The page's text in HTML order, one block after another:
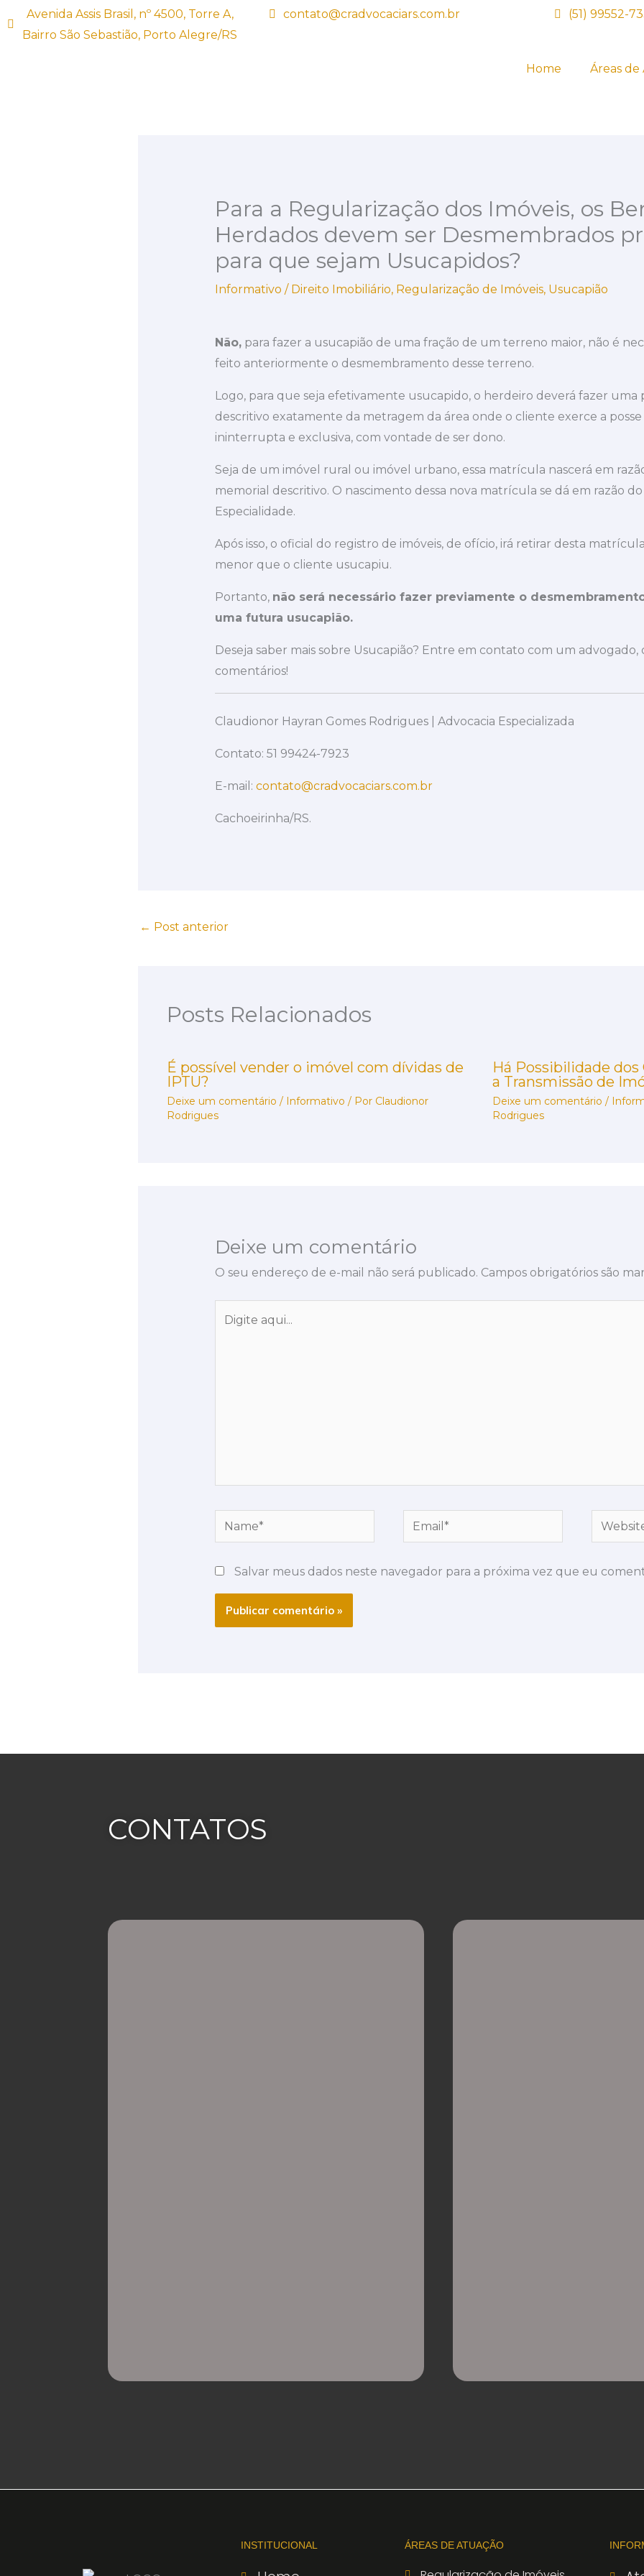
para
Avenida Assis Brasil, nº 4500, Torre A,
Bairro São Sebastião, Porto Alegre/RS
contato@cradvocaciars.com.br (51) 99552-
Home Áreas
Para a Regularização dos Imóveis, os
Herdados devem ser Desmembrados
para que sejam Usucapidos?
Informativo / Direito Imobiliário, Regularização de Imóveis, Usucapião
Não,para fazer a usucapião de uma fração de um terreno maior, não é
feito anteriormente o desmembramento desse terreno.
Logo, para que seja efetivamente usucapido, o herdeiro deverá fazer uma
descritivo exatamente da metragem da área onde o cliente exerce a posse
ininterrupta e exclusiva, com vontade de ser dono.
Seja de um imóvel rural ou imóvel urbano, essa matrícula nascerá em
memorial descritivo. O nascimento dessa nova matrícula se dá em razão
Especialidade.
Após isso, o oficial do registro de imóveis, de ofício, irá retirar desta
menor que o cliente usucapiu.
Portanto, não será necessário fazer previamente o
uma futura usucapião.
Deseja saber mais sobre Usucapião? Entre em contato com um advogado,
comentários!
Claudionor Hayran Gomes Rodrigues | Advocacia Especializada
Contato: 51 99424-7923
E-mail: contato@cradvocaciars.com.br
Cachoeirinha/RS.
← Post anterior
Posts Relacionados
É possível vender o imóvel com dívidas de
IPTU?
Deixe um comentário / Informativo / Por Claudionor
Rodrigues
Há Possibilidade
a Transmissão de
Deixe um comentário /
Rodrigues
Deixe um comentário
O seu endereço de e-mail não será publicado. Campos obrigatórios são
Name* Email* Website
Salvar meus dados neste navegador para a próxima vez que eu
CONTATOS
INSTITUCIONAL ÁREAS DE ATUAÇÃO